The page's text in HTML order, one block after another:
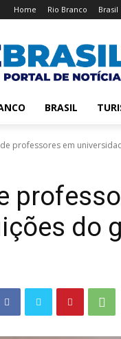
Home Rio Branco Brasil
BRASIL
professores em
do